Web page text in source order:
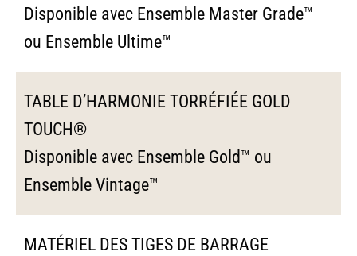
Disponible avec Ensemble Master Grade™
ou Ensemble Ultime™
TABLE D’HARMONIE TORRÉFIÉE GOLD
TOUCH®
Disponible avec Ensemble Gold™ ou
Ensemble Vintage™
MATÉRIEL DES TIGES DE BARRAGE